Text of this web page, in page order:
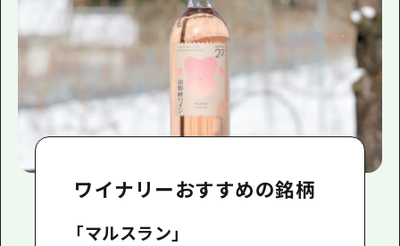
ワイナリーおすすめの銘柄
「マルスラン」